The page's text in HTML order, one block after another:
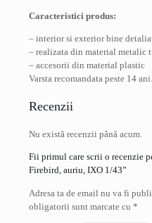
Caracteristici produs:
– interior si exterior bine
– realizata din material metalic
– accesorii din material plastic
Varsta recomandata peste 14 ani.
Recenzii
Nu există recenzii până acum.
Fii primul care scrii o recenzie
Firebird, auriu, IXO 1/43”
Adresa ta de email nu va fi
obligatorii sunt marcate cu *